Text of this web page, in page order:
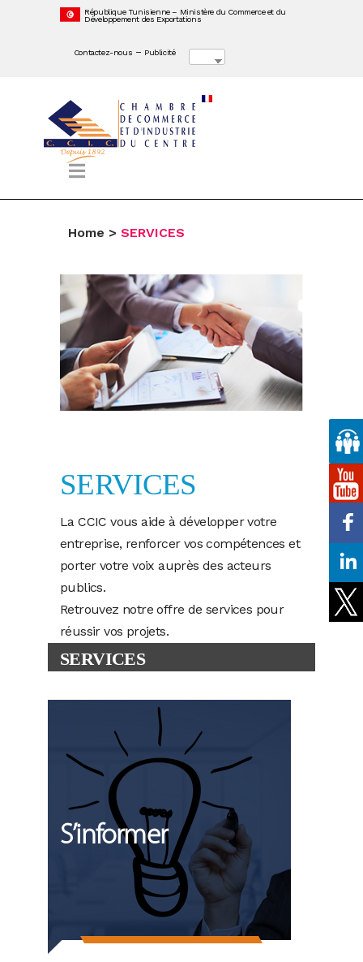
République Tunisienne – Ministère du Commerce et du
Développement des Exportations
Contactez-nous – Publicité
Home > SERVICES
SERVICES
La CCIC vous aide à développer votre
entreprise, renforcer vos compétences et
porter votre voix auprès des acteurs
publics.
Retrouvez notre offre de services pour
réussir vos projets.
SERVICES
S’informer